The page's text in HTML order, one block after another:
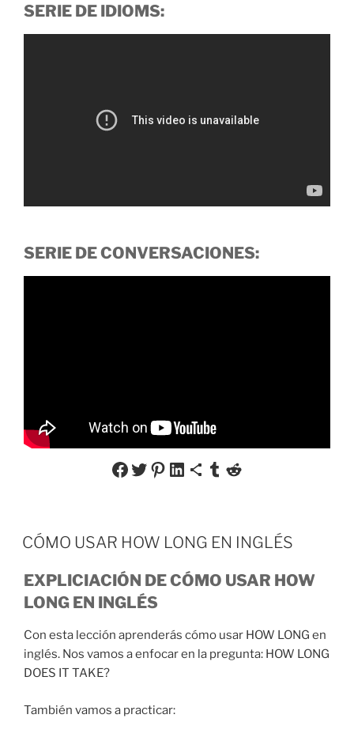
SERIE DE IDIOMS:
SERIE DE CONVERSACIONES:
Share on Facebook
Share on Twitter
Share on Pinterest
Share on LinkedIn
Share via Email
Share on Tumblr
Share on Reddit
CÓMO USAR HOW LONG EN INGLÉS
EXPLICIACIÓN DE CÓMO USAR HOW
LONG EN INGLÉS
Con esta lección aprenderás cómo usar HOW LONG en
inglés. Nos vamos a enfocar en la pregunta: HOW LONG
DOES IT TAKE?
También vamos a practicar: